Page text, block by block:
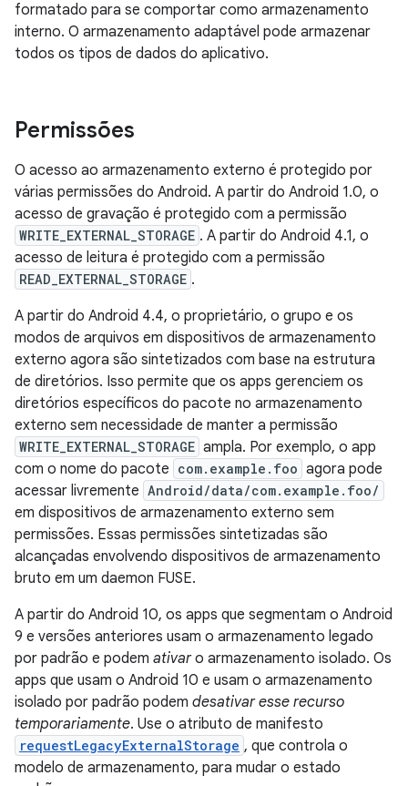
formatado para se comportar como armazenamento
interno. O armazenamento adaptável pode armazenar
todos os tipos de dados do aplicativo.
Permissões
O acesso ao armazenamento externo é protegido por
várias permissões do Android. A partir do Android 1.0, o
acesso de gravação é protegido com a permissão
WRITE_EXTERNAL_STORAGE . A partir do Android 4.1, o
acesso de leitura é protegido com a permissão
READ_EXTERNAL_STORAGE .
A partir do Android 4.4, o proprietário, o grupo e os
modos de arquivos em dispositivos de armazenamento
externo agora são sintetizados com base na estrutura
de diretórios. Isso permite que os apps gerenciem os
diretórios específicos do pacote no armazenamento
externo sem necessidade de manter a permissão
WRITE_EXTERNAL_STORAGE ampla. Por exemplo, o app
com o nome do pacote com.example.foo agora pode
acessar livremente Android/data/com.example.foo/
em dispositivos de armazenamento externo sem
permissões. Essas permissões sintetizadas são
alcançadas envolvendo dispositivos de armazenamento
bruto em um daemon FUSE.
A partir do Android 10, os apps que segmentam o Android
9 e versões anteriores usam o armazenamento legado
por padrão e podem ativaro armazenamento isolado. Os
apps que usam o Android 10 e usam o armazenamento
isolado por padrão podem desativar esse recurso
temporariamente. Use o atributo de manifesto
requestLegacyExternalStorage , que controla o
modelo de armazenamento, para mudar o estado